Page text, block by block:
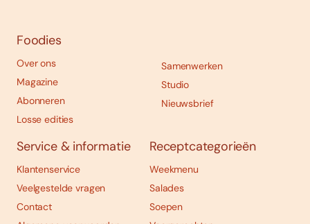
Foodies
Over ons
Magazine
Abonneren
Losse edities
Samenwerken
Studio
Nieuwsbrief
Service & informatie
Klantenservice
Veelgestelde vragen
Contact
Receptcategorieën
Weekmenu
Salades
Soepen